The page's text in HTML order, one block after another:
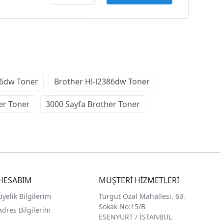
Toner Brother Hl-l2386dw Toner
Toner 3000 Sayfa Brother Toner
Bilgilerim
Bilgilerim
MÜŞTERİ HİZMETLERİ
Turgut Özal Mahallesi. 63.
Sokak No:15/B
ESENYURT / İSTANBUL